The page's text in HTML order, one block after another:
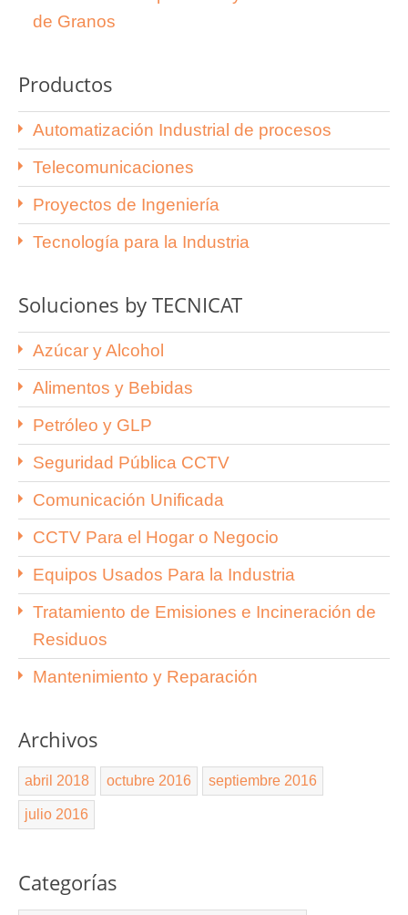
de Granos
Productos
Automatización Industrial de procesos
Telecomunicaciones
Proyectos de Ingeniería
Tecnología para la Industria
Soluciones by TECNICAT
Azúcar y Alcohol
Alimentos y Bebidas
Petróleo y GLP
Seguridad Pública CCTV
Comunicación Unificada
CCTV Para el Hogar o Negocio
Equipos Usados Para la Industria
Tratamiento de Emisiones e Incineración de
Residuos
Mantenimiento y Reparación
Archivos
abril 2018 octubre 2016 septiembre 2016
julio 2016
Categorías